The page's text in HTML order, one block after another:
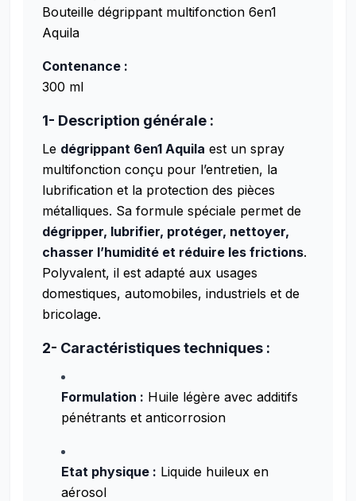
Bouteille dégrippant multifonction 6en1
Aquila
Contenance :
300 ml
1- Description générale :
Le dégrippant 6en1 Aquila est un spray
multifonction conçu pour l’entretien, la
lubrification et la protection des pièces
métalliques. Sa formule spéciale permet de
dégripper, lubrifier, protéger, nettoyer,
chasser l’humidité et réduire les frictions.
Polyvalent, il est adapté aux usages
domestiques, automobiles, industriels et de
bricolage.
2- Caractéristiques techniques :
Formulation : Huile légère avec additifs
pénétrants et anticorrosion
Etat physique : Liquide huileux en
aérosol